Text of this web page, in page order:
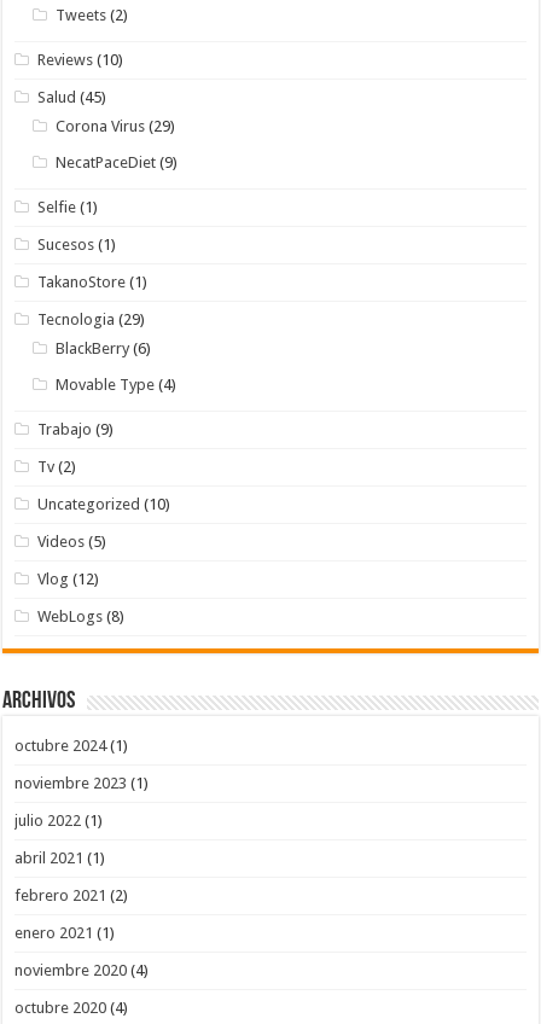
Tweets (2)
Reviews (10)
Salud (45)
Corona Virus (29)
NecatPaceDiet (9)
Selfie (1)
Sucesos (1)
TakanoStore (1)
Tecnologia (29)
BlackBerry (6)
Movable Type (4)
Trabajo (9)
Tv (2)
Uncategorized (10)
Videos (5)
Vlog (12)
WebLogs (8)
Archivos
octubre 2024(1)
noviembre 2023 (1)
julio 2022 (1)
abril 2021 (1)
febrero 2021 (2)
enero 2021 (1)
noviembre 2020 (4)
octubre 2020 (4)